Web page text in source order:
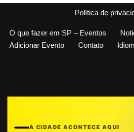
Política de
O que fazer em SP – Eventos
Adicionar Evento
Contato
A CIDADE ACONTECE AQUI